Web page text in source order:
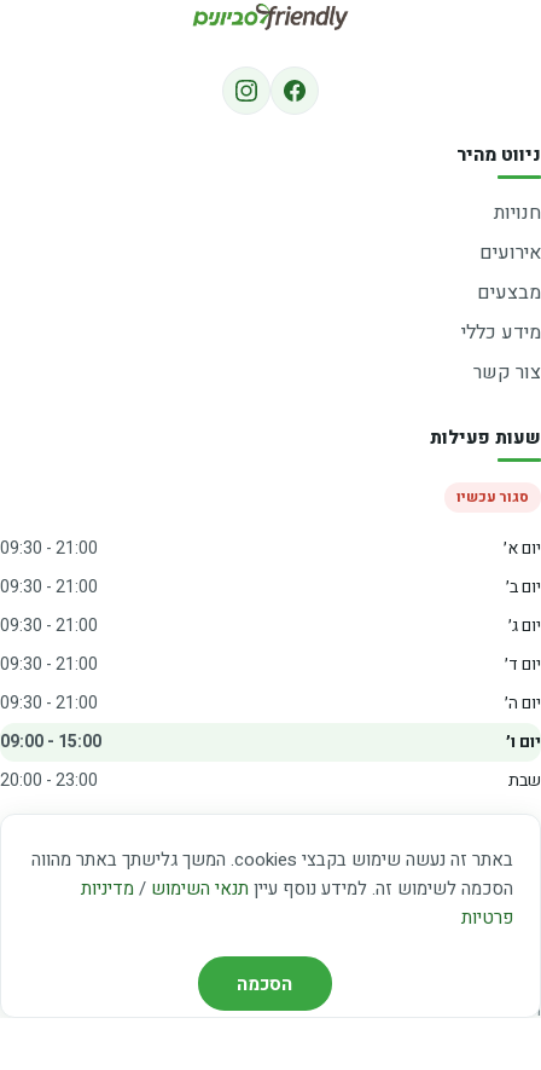
באתר זה נעשה שימוש בקבצי cookies. המשך גלישתך באתר מהווה
הסכמה לשימוש זה. למידע נוסף עיין תנאי השימוש / מדיניות
פרטיות
הסכמה
ניווט מהיר
חנויות
אירועים
מבצעים
מידע כללי
צור קשר
שעות פעילות
סגור עכשיו
יום א׳
09:30 - 21:00
יום ב׳
09:30 - 21:00
יום ג׳
09:30 - 21:00
יום ד׳
09:30 - 21:00
יום ה׳
09:30 - 21:00
יום ו׳
09:00 - 15:00
שבת
20:00 - 23:00
דרך משה דיין 3, יהוד
חברת ואוליה — קו 475